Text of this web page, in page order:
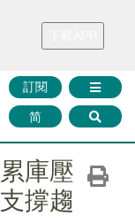
財華證券 媒體矩陣
訂閱
简
庫壓
撐趨